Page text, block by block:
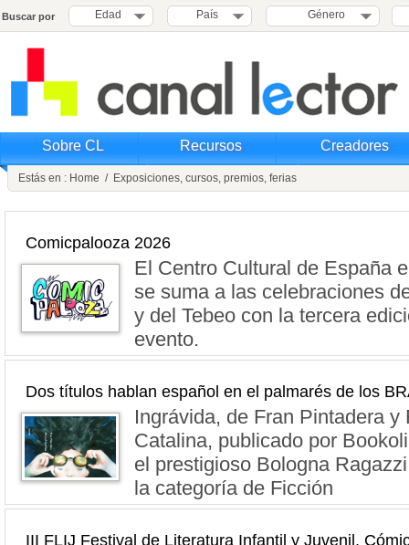
Buscar por Edad País Género
Sobre CL Recursos Creadores
Estás en : Home / Exposiciones, cursos, premios, ferias
Comicpalooza 2026
El Centro Cultural de España
se suma a las celebraciones
y del Tebeo con la tercera
evento.
Dos títulos hablan español en el palmarés de los
Ingrávida, de Fran Pintadera y
Catalina, publicado por
el prestigioso Bologna
la categoría de Ficción
III FLIJ Festival de Literatura Infantil y Juvenil,